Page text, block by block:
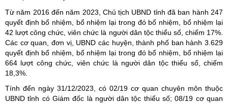
Từ năm 2016 đến năm 2023, Chủ tịch UBND tỉnh đã ban hành 247
quyết định bổ nhiệm, bổ nhiệm lại trong đó bổ nhiệm, bổ nhiệm lại
42 lượt công chức, viên chức là người dân tộc thiểu số, chiếm 17%.
Các cơ quan, đơn vị, UBND các huyện, thành phố ban hành 3.629
quyết định bổ nhiệm, bổ nhiệm lại trong đó bổ nhiệm, bổ nhiệm lại
664 lượt công chức, viên chức là người dân tộc thiểu số, chiếm
18,3%.
Tính đến ngày 31/12/2023, có 02/19 cơ quan chuyên môn thuộc
UBND tỉnh có Giám đốc là người dân tộc thiểu số; 08/19 cơ quan